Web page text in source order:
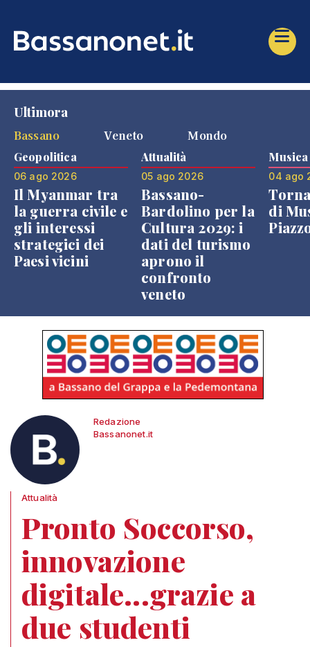
Ultimora
Bassano
Veneto Mondo
Geopolitica
06 ago 2026
Il Myanmar tra
la guerra civile e
gli interessi
strategici dei
Paesi vicini
Attualità
05 ago 2026
Bassano-
Bardolino per la
Cultura 2029: i
dati del turismo
aprono il
confronto
veneto
Musica
04 ago
di
Redazione
Bassanonet.it
Attualità
Pronto Soccorso,
innovazione
digitale...grazie a
due studenti